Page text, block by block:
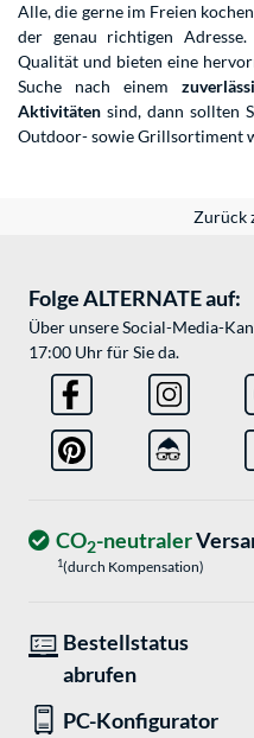
Alle, die gerne im Freien
der genau richtigen
Qualität und bieten eine
Suche nach einem
Aktivitäten sind, dann sollten
Outdoor- sowie Grillsortiment
Zurück
Folge ALTERNATE auf:
Über unsere Social-Media-
17:00 Uhr für Sie da.
CO2-neutraler
1(durch Kompensation)
Bestellstatus
abrufen
PC-Konfigurator